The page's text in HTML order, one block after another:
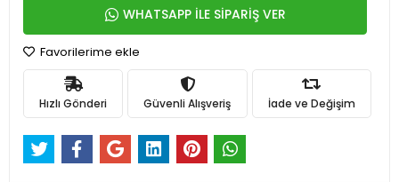
WHATSAPP İLE SİPARİŞ VER
Favorilerime ekle
Hızlı Gönderi Güvenli Alışveriş İade ve Değişim